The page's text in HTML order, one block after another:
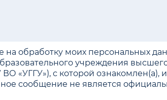
на обработку моих персональных
учреждения
«УГГУ»), с которой ознакомлен(а),
сообщение не является